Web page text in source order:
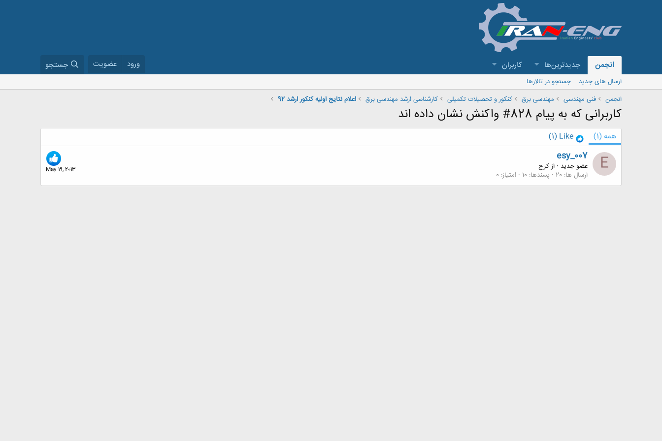
انجمن جدیدترین‌ها کاربران ورود عضویت جستجو
ارسال های جدید
جستجو در تالارها
انجمن
فنی مهندسی مهندسی برق کنکور و تحصیلات تکمیلی کارشناسی ارشد مهندسی برق اعلام نتایج اولیه کنکور ارشد 92
کاربرانی که به پیام 828# واکنش نشان داده اند
همه (1)
Like
(1)
E
May 19, 2013
esy_007
عضو جدید · ازکرج
ارسال ها 20 پسندها 10 امتیاز 0